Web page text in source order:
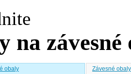
na závesné
obaly Závesné obaly